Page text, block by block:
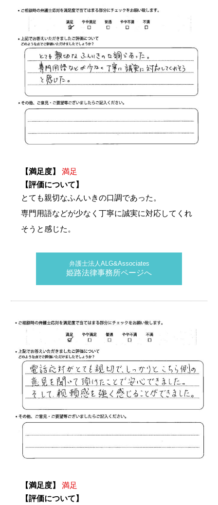
【満足度】
満足
【評価について】
とても親切なふんいきの口調であった。
専門用語などが少なく丁寧に誠実に対応してくれ
そうと感じた。
弁護士法人ALG&Associates
姫路法律事務所ページへ
【満足度】
満足
【評価について】